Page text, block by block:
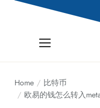
Home
比特币
欧易的钱怎么转入